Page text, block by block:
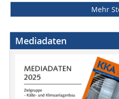
Mehr
Mediadaten